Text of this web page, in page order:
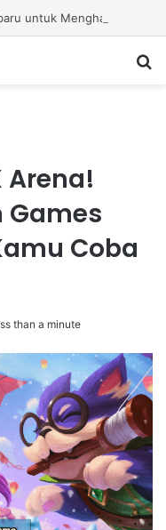
Arena!
Games
Coba
than a minute